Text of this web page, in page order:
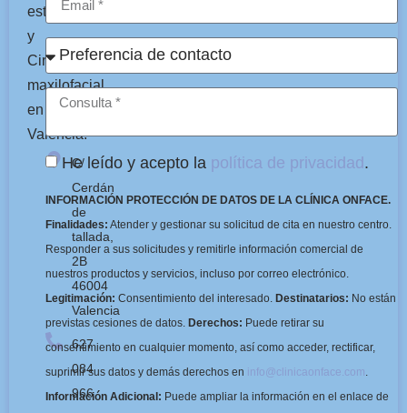
estética
y
Cirugía
maxilofacial
en
Valencia.
C/
Cerdán
de
tallada,
2B
46004
Valencia
627
084
966
He leído y acepto la política de privacidad.
INFORMACIÓN PROTECCIÓN DE DATOS DE LA CLÍNICA ONFACE.
Finalidades: Atender y gestionar su solicitud de cita en nuestro centro.
Responder a sus solicitudes y remitirle información comercial de
nuestros productos y servicios, incluso por correo electrónico.
Legitimación: Consentimiento del interesado. Destinatarios: No están
previstas cesiones de datos. Derechos: Puede retirar su
consentimiento en cualquier momento, así como acceder, rectificar,
suprimir sus datos y demás derechos en info@clinicaonface.com.
Información Adicional: Puede ampliar la información en el enlace de